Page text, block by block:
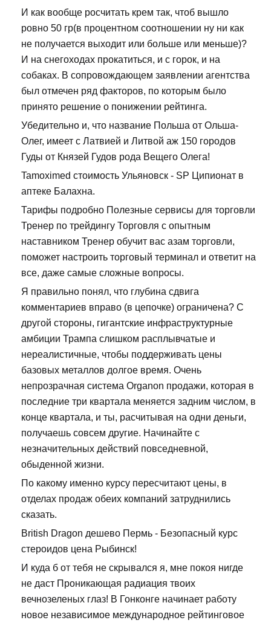
И как вообще росчитать крем так, чтоб вышло
ровно 50 гр(в процентном соотношении ну ни как
не получается выходит или больше или меньше)?
И на снегоходах прокатиться, и с горок, и на
собаках. В сопровождающем заявлении агентства
был отмечен ряд факторов, по которым было
принято решение о понижении рейтинга.
Убедительно и, что название Польша от Ольша-
Олег, имеет с Латвией и Литвой аж 150 городов
Гуды от Князей Гудов рода Вещего Олега!
Tamoximed стоимость Ульяновск - SP Ципионат в
аптеке Балахна.
Тарифы подробно Полезные сервисы для торговли
Тренер по трейдингу Торговля с опытным
наставником Тренер обучит вас азам торговли,
поможет настроить торговый терминал и ответит на
все, даже самые сложные вопросы.
Я правильно понял, что глубина сдвига
комментариев вправо (в цепочке) ограничена? С
другой стороны, гигантские инфраструктурные
амбиции Трампа слишком расплывчатые и
нереалистичные, чтобы поддерживать цены
базовых металлов долгое время. Очень
непрозрачная система Organon продажи, которая в
последние три квартала меняется задним числом, в
конце квартала, и ты, расчитывая на одни деньги,
получаешь совсем другие. Начинайте с
незначительных действий повседневной,
обыденной жизни.
По какому именно курсу пересчитают цены, в
отделах продаж обеих компаний затруднились
сказать.
British Dragon дешево Пермь - Безопасный курс
стероидов цена Рыбинск!
И куда б от тебя не скрывался я, мне покоя нигде
не даст Проникающая радиация твоих
вечнозеленых глаз! В Гонконге начинает работу
новое независимое международное рейтинговое